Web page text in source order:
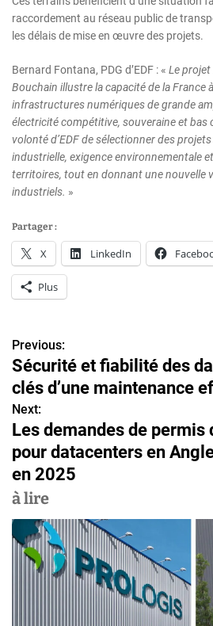
raccordement au réseau public de
les délais de mise en œuvre des projets.
Bernard Fontana, PDG d’EDF : « Le
Bouchain illustre la capacité de la France
infrastructures numériques de grande
électricité compétitive, souveraine et bas
volonté d’EDF de sélectionner des
industrielle, exigence environnementale
territoires, tout en donnant une nouvelle
industriels. »
Partager :
X LinkedIn
Plus
N
a
v
i
g
a
t
Previous:
Sécurité et fiabilité des
clés d’une maintenance
Next:
Les demandes de permis
pour datacenters en
en 2025
à lire